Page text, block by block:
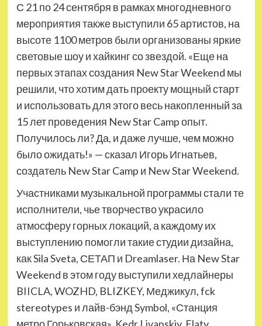
С 21 по 24 сентября в рамках многодневного
мероприятия также выступили 65 артистов, на
высоте 1100 метров были организованы яркие
световые шоу и хайкинг со звездой. «Еще на
первых этапах создания New Star Weekend мы
решили, что хотим дать проекту мощный старт
и использовать для этого весь накопленный за
15 лет проведения New Star Camp опыт.
Получилось ли? Да, и даже лучше, чем можно
было ожидать!» — сказал Игорь Игнатьев,
создатель New Star Camp и New Star Weekend.
Участниками музыкальной программы стали те
исполнители, чье творчество украсило
атмосферу горных локаций, а каждому их
выступлению помогли такие студии дизайна,
как Sila Sveta, СЕТАП и Dreamlaser. На New Star
Weekend в этом году выступили хедлайнеры
BIICLA, WOZHD, BLIZKEY, Меджикул, fck
stereotypes и лайв-бэнд Symbol, «Станция